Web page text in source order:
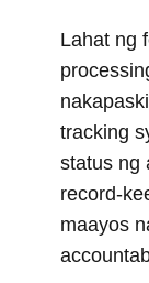
Lahat ng
tracking
status ng
record-
maayos